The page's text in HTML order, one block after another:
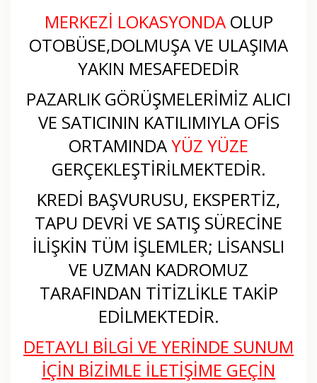
MERKEZİ LOKASYONDAOLUP
OTOBÜSE,DOLMUŞA VE ULAŞIMA
YAKIN MESAFEDEDİR
PAZARLIK GÖRÜŞMELERİMİZ ALICI
VE SATICININ KATILIMIYLA OFİS
ORTAMINDAYÜZ YÜZE
GERÇEKLEŞTİRİLMEKTEDİR.
KREDİ BAŞVURUSU, EKSPERTİZ,
TAPU DEVRİ VE SATIŞ SÜRECİNE
İLİŞKİN TÜM İŞLEMLER; LİSANSLI
VE UZMAN KADROMUZ
TARAFINDAN TİTİZLİKLE TAKİP
EDİLMEKTEDİR.
DETAYLI BİLGİ VE YERİNDE SUNUM
İÇİN BİZİMLE İLETİŞİME GEÇİN